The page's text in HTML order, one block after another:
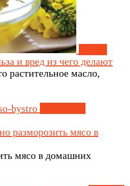
и вред из чего делают
растительное масло,
разморозить мясо в
мясо в домашних